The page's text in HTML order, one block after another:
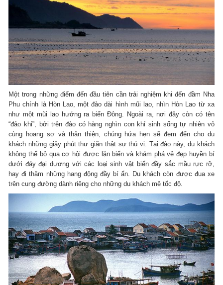
Một trong những điểm đến đầu tiên cần trải nghiệm khi đến đầm Nha
Phu chính là Hòn Lao, một đảo dài hình mũi lao, nhìn Hòn Lao từ xa
như một mũi lao hướng ra biển Đông. Ngoài ra, nơi đây còn có tên
“đảo khỉ”, bởi trên đảo có hàng nghìn con khỉ sinh sống tự nhiên vô
cùng hoang sơ và thân thiện, chúng hứa hẹn sẽ đem đến cho du
khách những giây phút thư giãn thật sự thú vị. Tại đảo này, du khách
không thể bỏ qua cơ hội được lặn biển và khám phá vẻ đẹp huyền bí
dưới đáy đại dương với các loại sinh vật biển đầy sắc mầu rực rỡ,
hay đi thăm những hang động đầy bí ẩn. Du khách còn được đua xe
trên cung đường dành riêng cho những du khách mê tốc độ.